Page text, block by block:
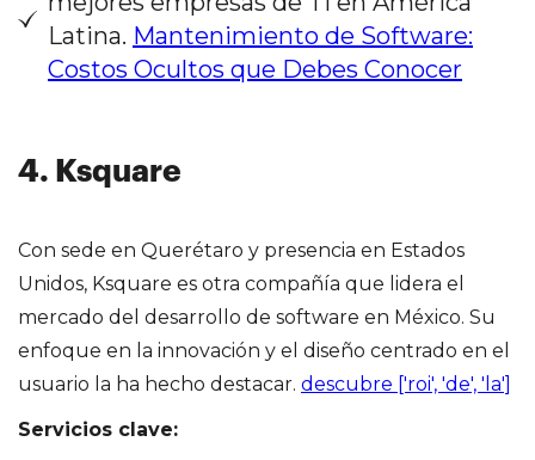
Latina. Mantenimiento de Software:
Costos Ocultos que Debes Conocer
4. Ksquare
Con sede en Querétaro y presencia en Estados
Unidos, Ksquare es otra compañía que lidera el
mercado del desarrollo de software en México. Su
enfoque en la innovación y el diseño centrado en el
usuario la ha hecho destacar. descubre ['roi', 'de', 'la']
Servicios clave: